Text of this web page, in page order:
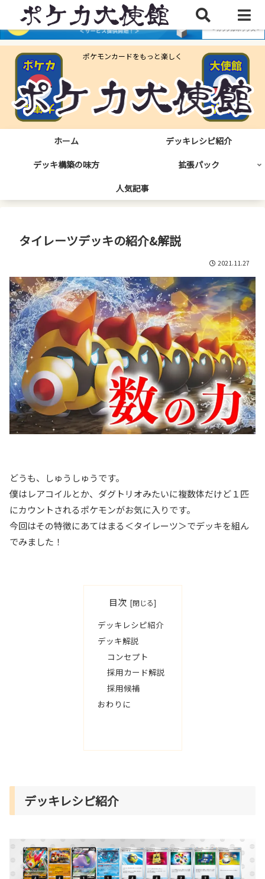
ポケモンカードをもっと楽しく
ホーム
デッキレシピ紹介
デッキ構築の味方
拡張パック
人気記事
タイレーツデッキの紹介&解説
2021.11.27
どうも、しゅうしゅうです。
僕はレアコイルとか、ダグトリオみたいに複数体だけど１匹
にカウントされるポケモンがお気に入りです。
今回はその特徴にあてはまる＜タイレーツ＞でデッキを組ん
でみました！
目次
デッキレシピ紹介
デッキ解説
コンセプト
採用カード解説
採用候補
おわりに
デッキレシピ紹介